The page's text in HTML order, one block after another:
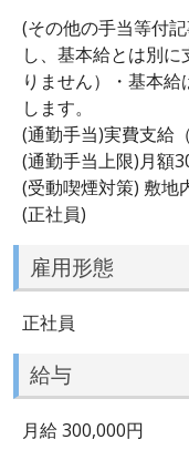
(その他の手当等付
し、基本給とは別
りません）・基本
します。
(通勤手当)実費支給
(通勤手当上限)月額
(受動喫煙対策) 敷地
(正社員)
雇用形態
正社員
給与
月給 300,000円